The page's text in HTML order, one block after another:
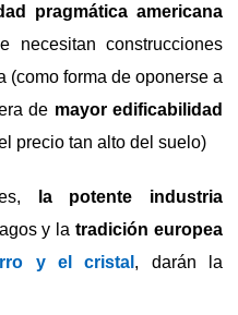
pragmática americana
necesitan construcciones
(como forma de oponerse a
de mayor edificabilidad
precio tan alto del suelo)
la potente industria
y latradición europea
y el cristal , darán la